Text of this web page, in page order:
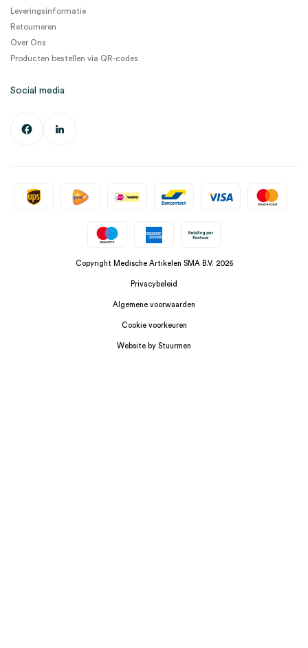
Leveringsinformatie
Retourneren
Over Ons
Producten bestellen via QR-codes
Social media
Copyright Medische Artikelen SMA B.V. 2026
Privacybeleid
Algemene voorwaarden
Cookie voorkeuren
Website by Stuurmen